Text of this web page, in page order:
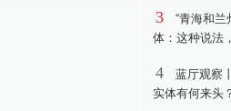
3
“青海和兰
体：这种说法
4
蓝厅观察
实体有何来头